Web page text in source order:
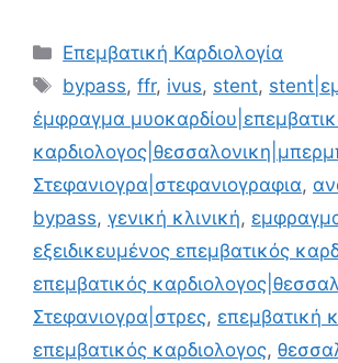
Επεμβατική Καρδιολογία
bypass,ffr, ivus, stent,
έμφραγμα
Στεφανιογρα|στεφανιογραφια,
bypass, γενική κλινική,
εξειδικευμένος επεμβατικός
επεμβατικός
Στεφανιογρα|στρες, επεμβατική
επεμβατικός καρδιολογος,